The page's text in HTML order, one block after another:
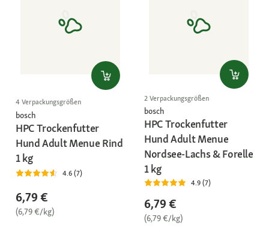
4 Verpackungsgrößen
bosch
HPC Trockenfutter
Hund Adult Menue Rind
1 kg
4.6 (7)
6,79 €
(6,79 €/kg)
2 Verpackungsgrößen
bosch
HPC Trockenfutter
Hund Adult Menue
Nordsee-Lachs & Forelle
1 kg
4.9 (7)
6,79 €
(6,79 €/kg)